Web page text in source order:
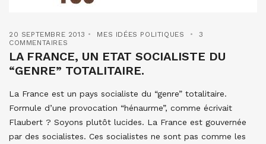
20 SEPTEMBRE 2013 MES IDÉES POLITIQUES
3
COMMENTAIRES
LA FRANCE, UN ETAT SOCIALISTE DU
“GENRE” TOTALITAIRE.
La France est un pays socialiste du “genre” totalitaire.
Formule d’une provocation “hénaurme”, comme écrivait
Flaubert ? Soyons plutôt lucides. La France est gouvernée
par des socialistes. Ces socialistes ne sont pas comme les